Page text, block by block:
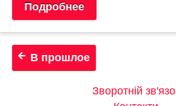
Подробнее
В прошлое
Зворотній